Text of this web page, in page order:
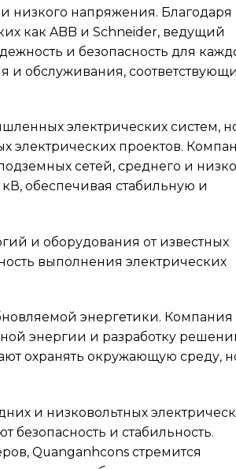
низкого напряжения. Благодаря
как ABB и Schneider, ведущий
и безопасность для
и обслуживания,
электрических систем,
электрических проектов.
сетей, среднего и
обеспечивая стабильную и
и оборудования от известных
выполнения электрических
энергетики. Компания
энергии и разработку
охранять окружающую среду,
и низковольтных
безопасность и стабильность.
Quanganhcons стремится